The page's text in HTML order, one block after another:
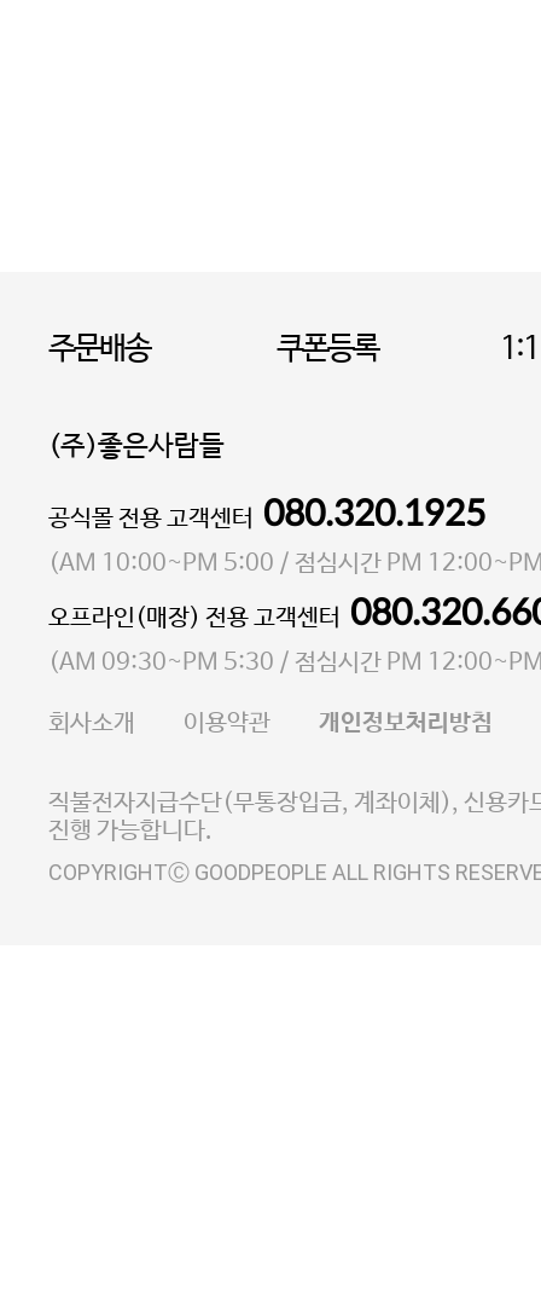
주문배송 쿠폰등록
(주)좋은사람들
대표 이성현,박영환| 개인정보관리책임자 김상현
소재지 서울특별시 마포구 마포대로4다길 41 마포
통신판매업 신고번호 2023-서울마포-3931호
사업자등록번호 105-81-58242
E-MAIL goodpeople@gpin.co.kr
사업자정보확인
이니시스 에스크로 서비
공식몰 전용 고객센터 080.320.1925
(AM 10:00~PM 5:00 / 점심시간 PM
오프라인(매장) 전용 고객센터
(AM 09:30~PM 5:30 / 점심시간 PM
회사소개 이용약관 개인정보처리방침
직불전자지급수단(무통장입금, 계좌이체), 신용카
진행 가능합니다.
COPYRIGHTⒸ GOODPEOPLE ALL RIGHTS